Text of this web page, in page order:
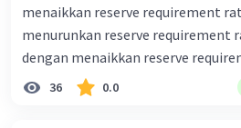
menaikkan reserve requirement
menurunkan reserve requirement
dengan menaikkan reserve
dengan menurunkan reserve
Ekspansif dengan menaikkan tingkat
36 0.0